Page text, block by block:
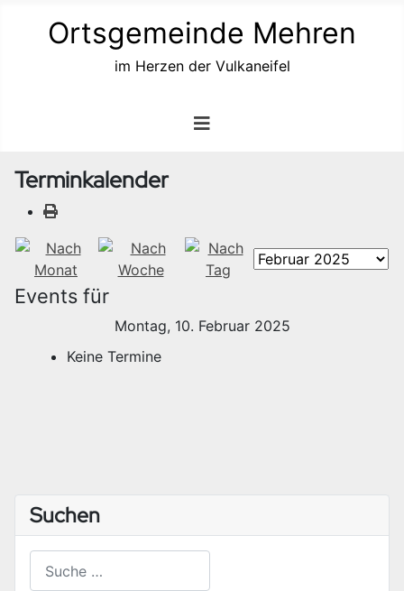
Ortsgemeinde Mehren
im Herzen der Vulkaneifel
Terminkalender
Events für
Montag, 10. Februar 2025
Keine Termine
Suchen